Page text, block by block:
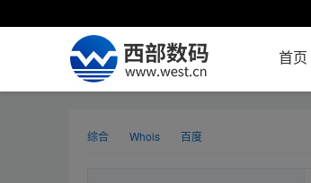
首页
综合 Whois 百度